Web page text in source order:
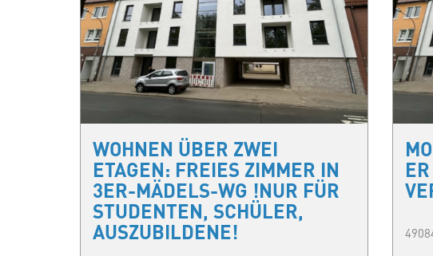
WOHNEN ÜBER ZWEI
ETAGEN: FREIES ZIMMER IN
3ER-MÄDELS-WG !NUR FÜR
STUDENTEN, SCHÜLER,
AUSZUBILDENE!